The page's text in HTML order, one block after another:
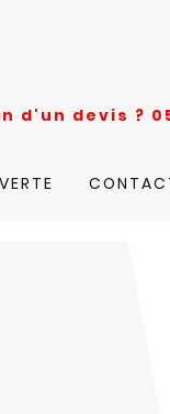
d'un devis ?